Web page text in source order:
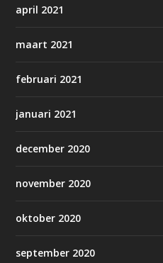
april 2021
maart 2021
februari 2021
januari 2021
december 2020
november 2020
oktober 2020
september 2020